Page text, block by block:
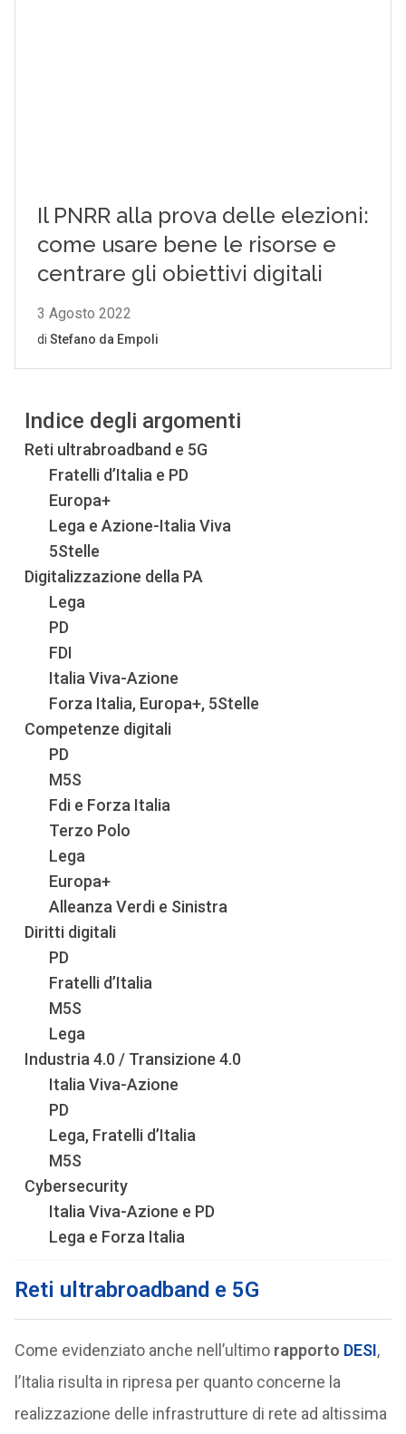
Indice degli argomenti
Reti ultrabroadband e 5G
Fratelli d’Italia e PD
Europa+
Lega e Azione-Italia Viva
5Stelle
Digitalizzazione della PA
Lega
PD
FDI
Italia Viva-Azione
Forza Italia, Europa+, 5Stelle
Competenze digitali
PD
M5S
Fdi e Forza Italia
Terzo Polo
Lega
Europa+
Alleanza Verdi e Sinistra
Diritti digitali
PD
Fratelli d’Italia
M5S
Lega
Industria 4.0 / Transizione 4.0
Italia Viva-Azione
PD
Lega, Fratelli d’Italia
M5S
Cybersecurity
Italia Viva-Azione e PD
Lega e Forza Italia
Reti ultrabroadband e 5G
Come evidenziato anche nell’ultimo rapporto DESI,
l’Italia risulta in ripresa per quanto concerne la
realizzazione delle infrastrutture di rete ad altissima